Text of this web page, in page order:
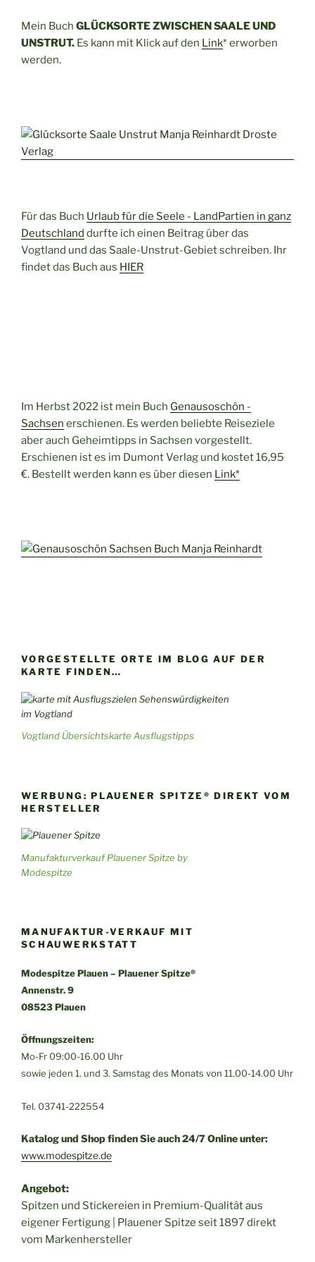
Mein Buch GLÜCKSORTE ZWISCHEN SAALE UND
UNSTRUT. Es kann mit Klick auf den Link* erworben
werden.
Für das Buch Urlaub für die Seele - LandPartien in ganz
Deutschland durfte ich einen Beitrag über das
Vogtland und das Saale-Unstrut-Gebiet schreiben. Ihr
findet das Buch aus HIER
Im Herbst 2022 ist mein Buch Genausoschön -
Sachsen erschienen. Es werden beliebte Reiseziele
aber auch Geheimtipps in Sachsen vorgestellt.
Erschienen ist es im Dumont Verlag und kostet 16,95
€. Bestellt werden kann es über diesen Link*
VORGESTELLTE ORTE IM BLOG AUF DER
KARTE FINDEN…
Vogtland Übersichtskarte Ausflugstipps
WERBUNG: PLAUENER SPITZE® DIREKT VOM
HERSTELLER
Manufakturverkauf Plauener Spitze by
Modespitze
MANUFAKTUR-VERKAUF MIT
SCHAUWERKSTATT
Modespitze Plauen – Plauener Spitze®
Annenstr. 9
08523 Plauen
Öffnungszeiten:
Mo-Fr 09:00-16.00 Uhr
sowie jeden 1. und 3. Samstag des Monats von 11.00-14.00 Uhr
Tel. 03741-222554
Katalog und Shop finden Sie auch 24/7 Online unter:
www.modespitze.de
Angebot:
Spitzen und Stickereien in Premium-Qualität aus
eigener Fertigung | Plauener Spitze seit 1897 direkt
vom Markenhersteller